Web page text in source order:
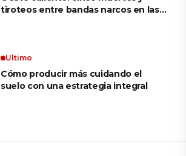
tiroteos entre bandas narcos en las
Ultimo
Cómo producir más cuidando el
suelo con una estrategia integral